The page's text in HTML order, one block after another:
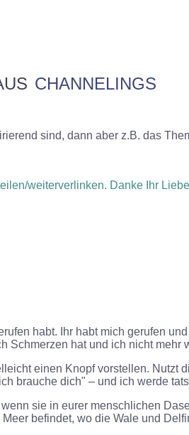
CHANNELINGS
sind, dann aber z.B. das
weiterverlinken. Danke Ihr
habt. Ihr habt mich gerufen
Schmerzen hat und ich nicht mehr
einen Knopf vorstellen. Nutzt
brauche dich" – und ich werde
sie in eurer menschlichen
befindet, wo die Wale und